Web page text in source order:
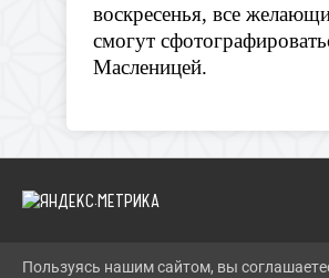
воскресенья, все
смогут
Масленицей.
2026 Г. SOLN-MKC.RU
Пользуясь нашим сайтом, вы